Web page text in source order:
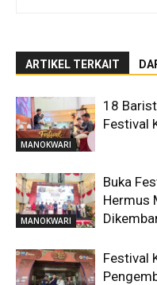
ARTIKEL TERKAIT
MANOKWARI
18
Festival
MANOKWARI
Buka
Hermus
Festival